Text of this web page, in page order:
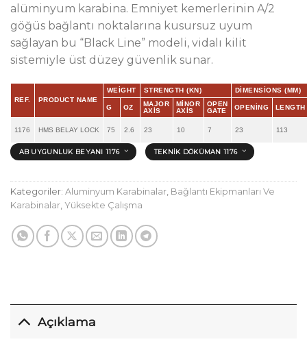
alüminyum karabina. Emniyet kemerlerinin A/2
göğüs bağlantı noktalarına kusursuz uyum
sağlayan bu “Black Line” modeli, vidalı kilit
sistemiyle üst düzey güvenlik sunar.
REF. PRODUCT NAME
WEIGHT STRENGTH (KN) DIMENSIONS (MM)
G OZ
MAJOR
AXIS
MINOR
AXIS
OPEN
GATE
OPENING LENGTH
1176 HMS BELAY LOCK 75 2.6 23 10 7 23 113
AB UYGUNLUK BEYANI 1176 TEKNIK DÖKÜMAN 1176
Kategoriler: Aluminyum Karabinalar, Bağlantı Ekipmanları Ve
Karabinalar, Yüksekte Çalışma
Açıklama